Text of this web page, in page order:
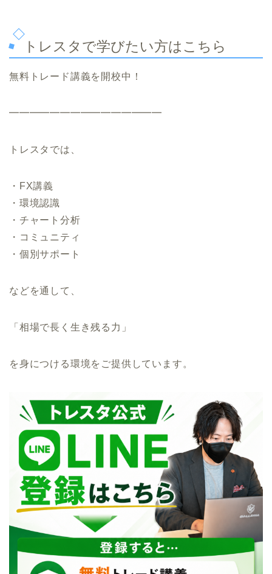
トレスタで学びたい方はこちら
無料トレード講義を開校中！
━━━━━━━━━━━━━━━
トレスタでは、
・FX講義
・環境認識
・チャート分析
・コミュニティ
・個別サポート
などを通して、
「相場で長く生き残る力」
を身につける環境をご提供しています。